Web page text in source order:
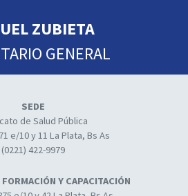
ZUBIETA
GENERAL
SEDE
de Salud Pública
e/10 y 11 La Plata, Bs As
(0221) 422-9979
Y CAPACITACIÓN